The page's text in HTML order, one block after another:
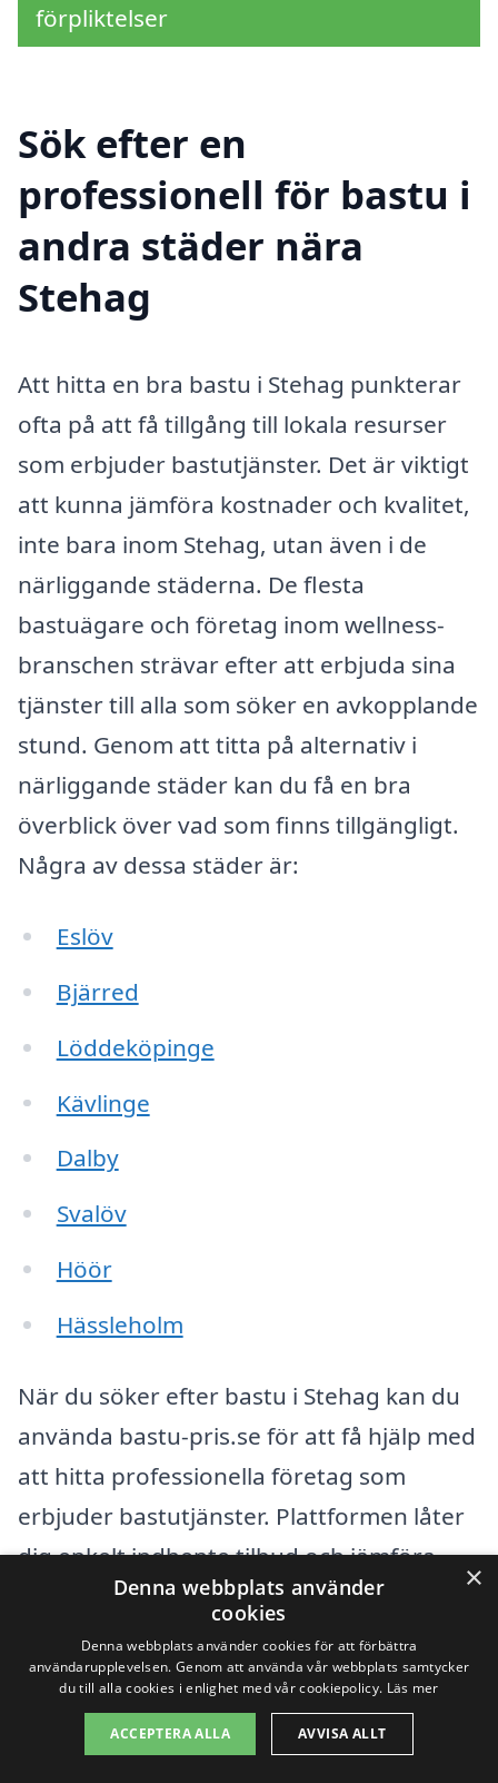
förpliktelser
Sök efter en
professionell för bastu i
andra städer nära
Stehag
Att hitta en bra bastu i Stehag punkterar
ofta på att få tillgång till lokala resurser
som erbjuder bastutjänster. Det är viktigt
att kunna jämföra kostnader och kvalitet,
inte bara inom Stehag, utan även i de
närliggande städerna. De flesta
bastuägare och företag inom wellness-
branschen strävar efter att erbjuda sina
tjänster till alla som söker en avkopplande
stund. Genom att titta på alternativ i
närliggande städer kan du få en bra
överblick över vad som finns tillgängligt.
Några av dessa städer är:
Eslöv
Bjärred
Löddeköpinge
Kävlinge
Dalby
Svalöv
Höör
Hässleholm
När du söker efter bastu i Stehag kan du
använda bastu-pris.se för att få hjälp med
att hitta professionella företag som
erbjuder bastutjänster. Plattformen låter
dig enkelt indhente tilbud och jämföra
priser mellan olika aktörer. Det kan vara
bra att fundera över vad du förväntar dig
av din bastuupplevelse. Här är några
faktorer att ta hänsyn till:
×
Denna webbplats använder
cookies
Denna webbplats använder cookies för att förbättra
användarupplevelsen. Genom att använda vår webbplats samtycker
du till alla cookies i enlighet med vår cookiepolicy. Läs mer
ACCEPTERA ALLA AVVISA ALLT